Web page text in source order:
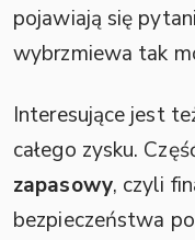
pojawiają się
wybrzmiewa tak
Interesujące jest
całego zysku.
zapasowy, czyli
bezpieczeństwa